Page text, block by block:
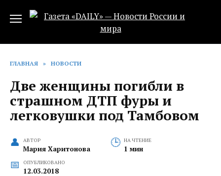
ГЛАВНАЯ » НОВОСТИ
Две женщины погибли в
страшном ДТП фуры и
легковушки под Тамбовом
АВТОР
Мария Харитонова
НА ЧТЕНИЕ
1 мин
ОПУБЛИКОВАНО
12.03.2018